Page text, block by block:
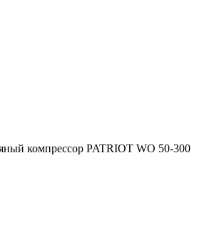
компрессор PATRIOT WO 50-300